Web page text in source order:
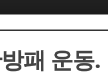
패 운동.
치북5
치북5